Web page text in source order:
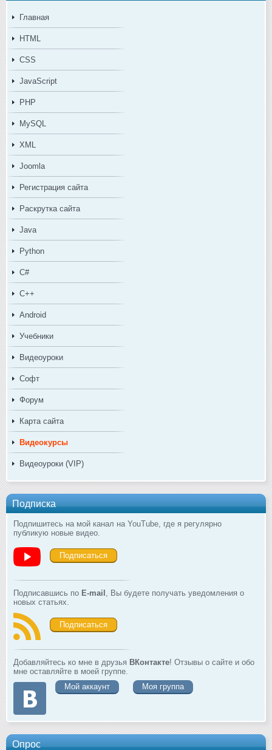
Главная
HTML
CSS
JavaScript
PHP
MySQL
XML
Joomla
Регистрация сайта
Раскрутка сайта
Java
Python
C#
C++
Android
Учебники
Видеоуроки
Софт
Форум
Карта сайта
Видеокурсы
Видеоуроки (VIP)
Подписка
Подпишитесь на мой канал на YouTube, где я регулярно
публикую новые видео.
Подписаться
Подписавшись по E-mail , Вы будете получать уведомления о
новых статьях.
Подписаться
Добавляйтесь ко мне в друзья ВКонтакте! Отзывы о сайте и обо
мне оставляйте в моей группе.
Мой аккаунт
Моя группа
Опрос